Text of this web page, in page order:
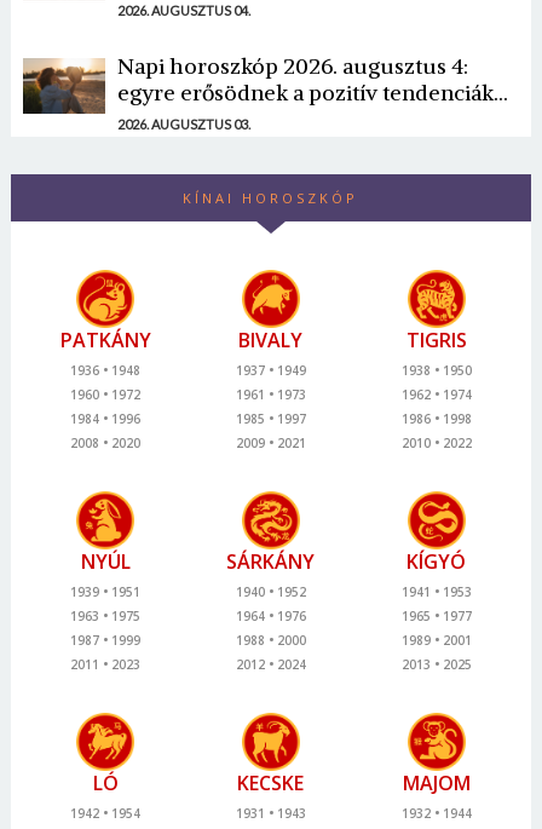
2026. AUGUSZTUS 04.
Napi horoszkóp 2026. augusztus 4:
egyre erősödnek a pozitív tendenciák...
2026. AUGUSZTUS 03.
KÍNAI HOROSZKÓP
PATKÁNY
1936
1948
1960
1972
1984
1996
2008
2020
BIVALY
1937
1949
1961
1973
1985
1997
2009
2021
TIGRIS
1938
1950
1962
1974
1986
1998
2010
2022
NYÚL
1939
1951
1963
1975
1987
1999
2011
2023
SÁRKÁNY
1940
1952
1964
1976
1988
2000
2012
2024
KÍGYÓ
1941
1953
1965
1977
1989
2001
2013
2025
LÓ
1942 1954
KECSKE
1931 1943
MAJOM
1932 1944